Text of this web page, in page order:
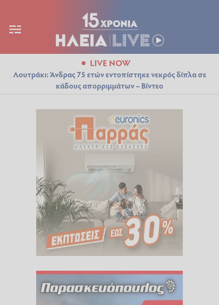
LIVE NOW
Λουτράκι: Άνδρας 75 ετών εντοπίστηκε νεκρός δίπλα σε
κάδους απορριμμάτων – Βίντεο